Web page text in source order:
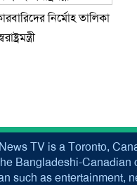
নির্মোহ তালিকা
TV is a Toronto,
Bangladeshi-Canadian
such as entertainment,